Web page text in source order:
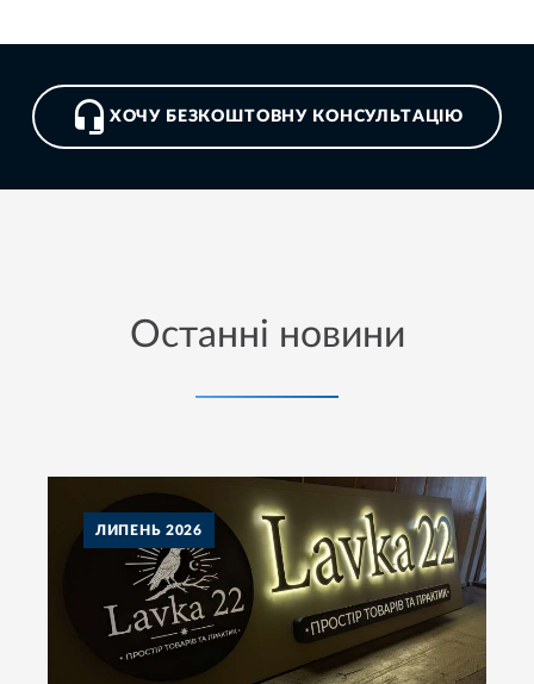
ХОЧУ БЕЗКОШТОВНУ КОНСУЛЬТАЦІЮ
Останні новини
ЛИПЕНЬ2026